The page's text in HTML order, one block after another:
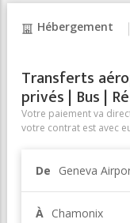
Hébergement
Transferts
privés | Bus |
Votre paiement va
votre contrat est avec
De Geneva
À Chamonix